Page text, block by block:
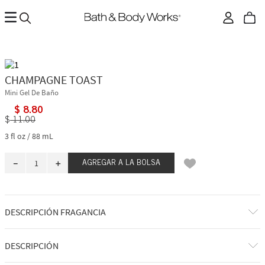
CHAMPAGNE TOAST
Mini Gel De Baño
$ 8.80
$ 11.00
3 fl oz / 88 mL
＋
－ AGREGAR A LA BOLSA
DESCRIPCIÓN FRAGANCIA
A qué huele: un spritz afrutado, dulce y espumoso.
DESCRIPCIÓN